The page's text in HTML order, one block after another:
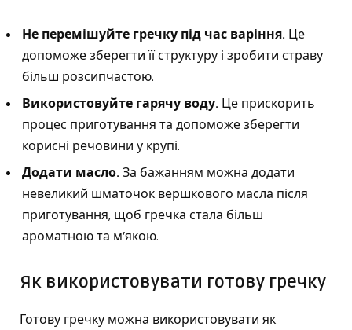
Не перемішуйте гречку під час варіння. Це
допоможе зберегти її структуру і зробити страву
більш розсипчастою.
Використовуйте гарячу воду. Це прискорить
процес приготування та допоможе зберегти
корисні речовини у крупі.
Додати масло. За бажанням можна додати
невеликий шматочок вершкового масла після
приготування, щоб гречка стала більш
ароматною та м’якою.
Як використовувати готову гречку
Готову гречку можна використовувати як